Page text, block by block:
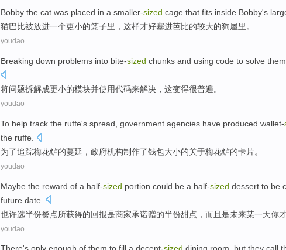
Bobby the cat was placed in a smaller-sized cage that fits inside Bobby's
猫巴比被放进一个更小的笼子里 ， 这样才好塞进芭比的较大的狗屋里。
youdao
Breaking down problems into bite-sized chunks and using code to solve them
将问题拆解成更小的模块并使用代码来解决 ，这变得很普遍。
youdao
To help track the ruffe's spread government agencies have produced wallet-
the ruffe.
为了追踪梅花鲈的蔓延 ， 政府机构制作了钱包大小的关于梅花鲈的卡片。
youdao
Maybe the reward of a half-sized portion could be a half-sized dessert to be
future date
也许选半份餐点所获得的回报是商家承诺赠的半份甜点 ，而且是未来某一天你
youdao